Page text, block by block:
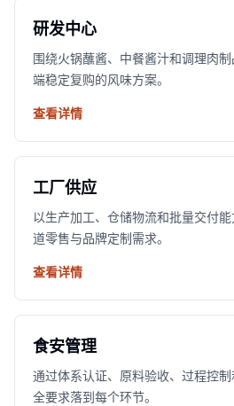
研发中心
围绕火锅蘸酱、中餐酱汁和调理肉
端稳定复购的风味方案。
查看详情
工厂供应
以生产加工、仓储物流和批量交付
道零售与品牌定制需求。
查看详情
食安管理
通过体系认证、原料验收、过程控
全要求落到每个环节。